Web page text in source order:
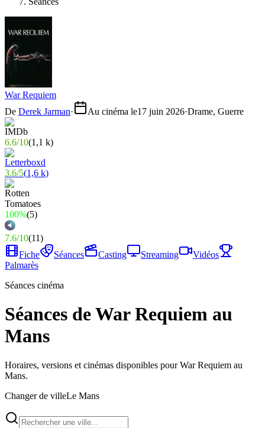
War Requiem
De Derek Jarman· Au cinéma le17 juin 2026·Drame, Guerre
6.6/10(1,1 k)
3.6/5(1,6 k)
100%(5)
7.6/10(11)
Fiche
Séances Casting Streaming
Vidéos
Palmarès
Séances cinéma
Séances de War Requiem au
Mans
Horaires, versions et cinémas disponibles pour War Requiem au
Mans.
Changer de villeLe Mans